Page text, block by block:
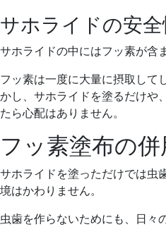
サホライドの安全
サホライドの中にはフッ素が含
フッ素は一度に大量に摂取して
かし、サホライドを塗るだけや
たら心配はありません。
フッ素塗布の併
サホライドを塗っただけでは虫
境はかわりません。
虫歯を作らないためにも、日々